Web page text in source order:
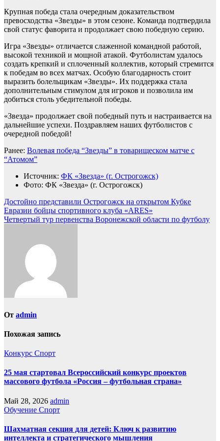
Крупная победа стала очередным доказательством
превосходства «Звезды» в этом сезоне. Команда подтвердила
свой статус фаворита и продолжает свою победную серию.
Игра «Звезды» отличается слаженной командной работой,
высокой техникой и мощной атакой. Футболистам удалось
создать крепкий и сплоченный коллектив, который стремится
к победам во всех матчах. Особую благодарность стоит
выразить болельщикам «Звезды». Их поддержка стала
дополнительным стимулом для игроков и позволила им
добиться столь убедительной победы.
«Звезда» продолжает свой победный путь и настраивается на
дальнейшие успехи. Поздравляем наших футболистов с
очередной победой!
Ранее: Волевая победа “Звезды” в товарищеском матче с
“Атомом”
Источник: ФК «Звезда» (г. Острогожск)
Фото: ФК «Звезда» (г. Острогожск)
Навигация
по
Достойно представили Острогожск на открытом Кубке
Евразии бойцы спортивного клуба «ARES»
Четвертый тур первенства Воронежской области по футболу
От admin
Похожая запись
Конкурс Спорт
25 мая стартовал Всероссийский конкурс проектов
массового футбола «Россия – футбольная страна»
Май 28, 2026 admin
Обучение Спорт
Шахматная секция для детей: Ключ к развитию
интеллекта и стратегического мышления